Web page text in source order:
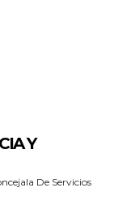
Y
De Servicios